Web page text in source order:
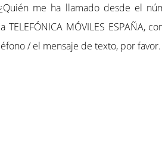
me ha llamado desde el
TELEFÓNICA MÓVILES ESPAÑA,
/ el mensaje de texto, por favor.